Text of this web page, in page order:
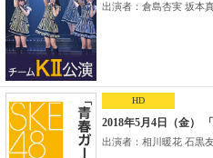
出演者：倉島杏実 坂本
HD
2018年5月4日（金）
出演者：相川暖花 石黒